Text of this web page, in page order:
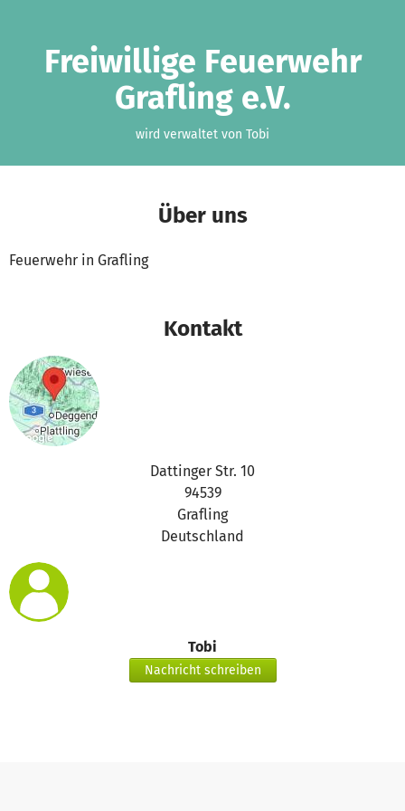
Freiwillige Feuerwehr
Grafling e.V.
wird verwaltet von Tobi
Über uns
Feuerwehr in Grafling
Kontakt
Dattinger Str. 10
94539
Grafling
Deutschland
Tobi
Nachricht schreiben